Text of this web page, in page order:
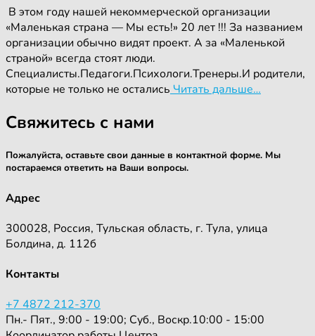
‍ ‍В этом году нашей некоммерческой организации
«Маленькая страна — Мы есть!» 20 лет !!! За названием
организации обычно видят проект. А за «Маленькой
страной» всегда стоят люди.
Специалисты.Педагоги.Психологи.Тренеры.И родители,
которые не только не остались Читать дальше…
Свяжитесь с нами
Пожалуйста, оставьте свои данные в контактной форме. Мы
постараемся ответить на Ваши вопросы.
Адрес
300028, Россия, Тульская область, г. Тула, улица
Болдина, д. 112б
Контакты
+7 4872 212-370
Пн.- Пят., 9:00 - 19:00; Суб., Воскр.10:00 - 15:00